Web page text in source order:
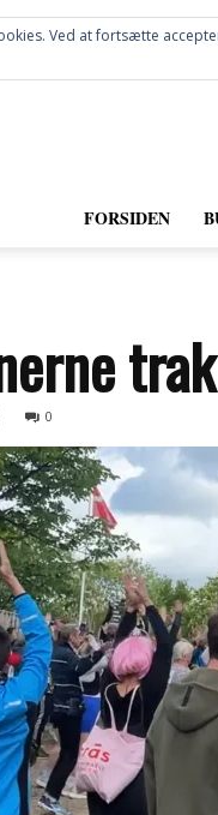
FORSIDEN
0
Ved at fortsætte